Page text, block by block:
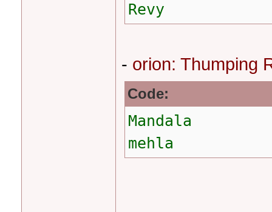
Revy
- orion: Thumping
Code:
Mandala
mehla